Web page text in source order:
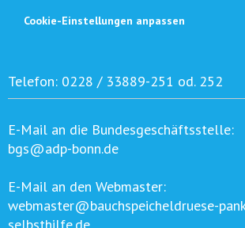
Cookie-Einstellungen anpassen
Telefon: 0228 / 33889-251 od. 252
E-Mail an die Bundesgeschäftsstelle:
bgs@adp-bonn.de
E-Mail an den Webmaster:
webmaster@bauchspeicheldruese-
selbsthilfe.de